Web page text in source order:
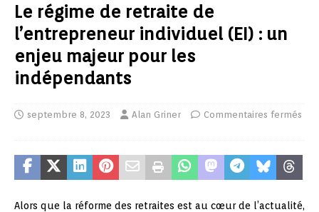
Le régime de retraite de
l’entrepreneur individuel (EI) : un
enjeu majeur pour les
indépendants
septembre 8, 2023 Alan Griner Commentaires fermés
Alors que la réforme des retraites est au cœur de l’actualité,